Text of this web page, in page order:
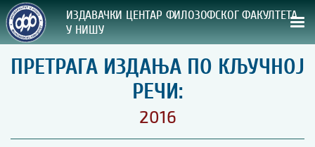
ИЗДАВАЧКИ ЦЕНТАР ФИЛОЗОФСКОГ ФАКУЛТЕТА
У НИШУ
СВА НАША ИЗДАЊА
ВРСТА ИЗДАЊА:
ПРЕТРАГА ИЗДАЊА ПО КЉУЧНОЈ
РЕЧИ:
2016